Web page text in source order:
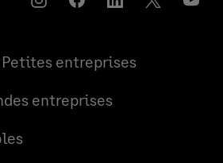
InstagramPartagerPartagerPartager
entreprises
entreprises